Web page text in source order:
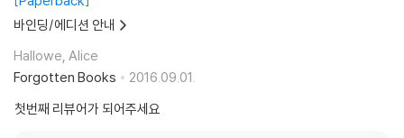
바인딩/에디션 안내
Hallowe, Alice
Forgotten Books
2016.09.01.
첫번째 리뷰어가 되어주세요